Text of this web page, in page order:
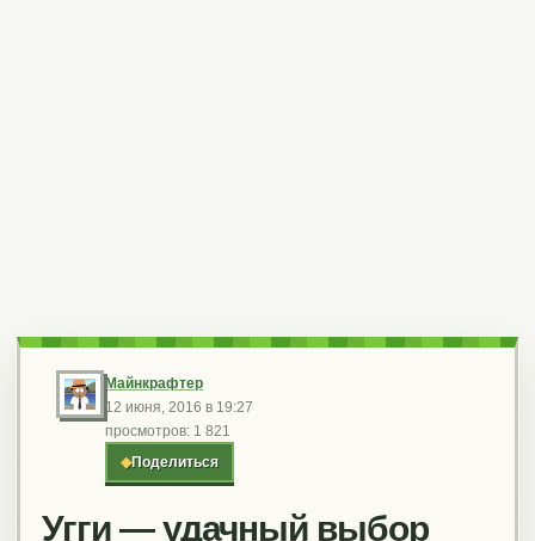
Майнкрафтер
12 июня, 2016 в 19:27
просмотров: 1 821
◆Поделиться
Угги — удачный выбор